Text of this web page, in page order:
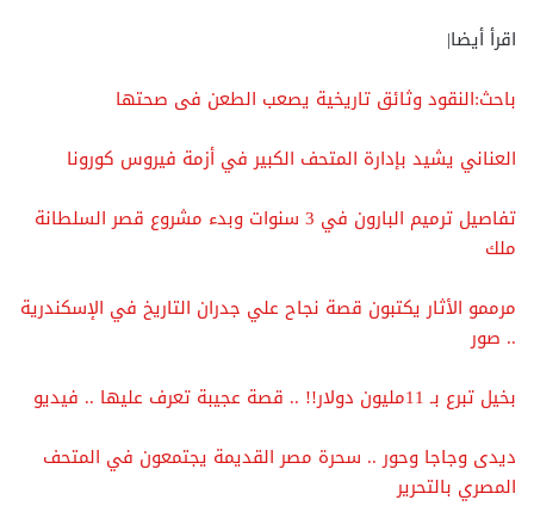
اقرأ أيضا|
باحث:النقود وثائق تاريخية يصعب الطعن فى صحتها
العناني يشيد بإدارة المتحف الكبير في أزمة فيروس كورونا
تفاصيل ترميم البارون في 3 سنوات وبدء مشروع قصر السلطانة
ملك
مرممو الأثار يكتبون قصة نجاح علي جدران التاريخ في الإسكندرية
.. صور
بخيل تبرع بـ 11مليون دولار!! .. قصة عجيبة تعرف عليها .. فيديو
ديدى وجاجا وحور .. سحرة مصر القديمة يجتمعون في المتحف
المصري بالتحرير